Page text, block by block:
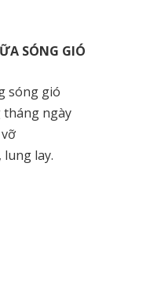
SÓNG GIÓ
sóng gió
ngày
lung lay.